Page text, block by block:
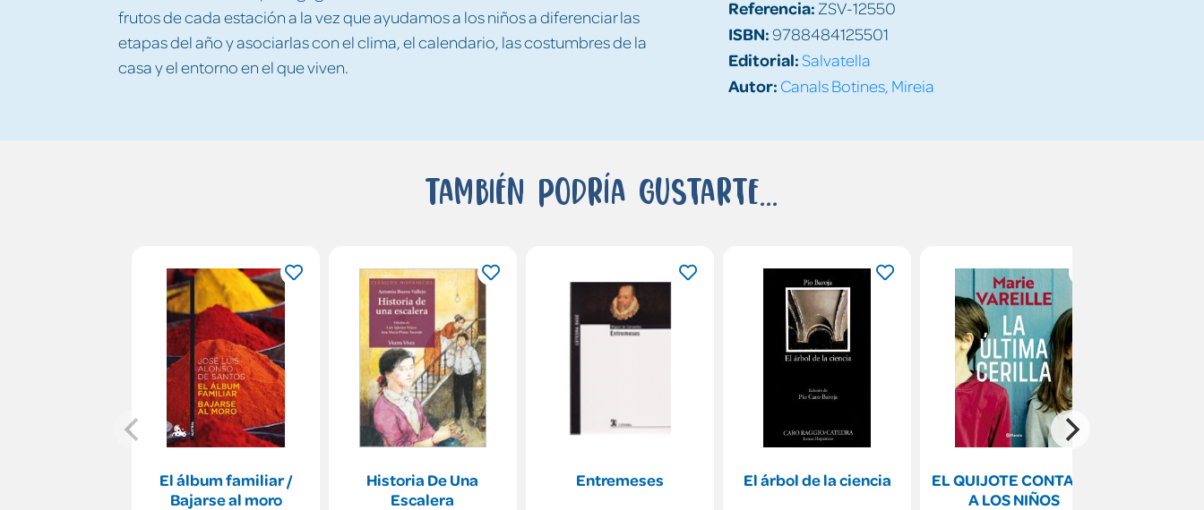
frutos de cada estación a la vez que ayudamos a los niños a diferenciar las
etapas del año y asociarlas con el clima, el calendario, las costumbres de la
casa y el entorno en el que viven.
Referencia: ZSV-12550
ISBN:9788484125501
Editorial:Salvatella
Autor: Canals Botines, Mireia
También podría gustarte...
El álbum familiar /
Bajarse al moro
Historia De Una
Escalera
Entremeses El árbol de la ciencia
EL QUIJOTE CONTADO
A LOS NIÑOS